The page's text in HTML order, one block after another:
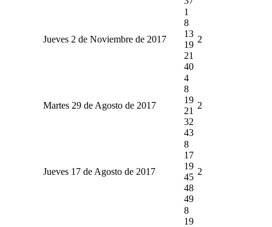
Jueves 2 de Noviembre de 2017
1
8
13
19
21
40
2
Martes 29 de Agosto de 2017
4
8
19
21
32
43
2
Jueves 17 de Agosto de 2017
8
17
19
45
48
49
2
8
19